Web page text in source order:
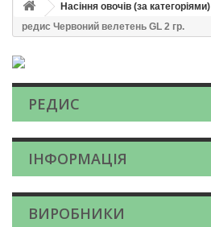
Насіння овочів (за категоріями)
редис Червоний велетень GL 2 гр.
РЕДИС
ІНФОРМАЦІЯ
ВИРОБНИКИ